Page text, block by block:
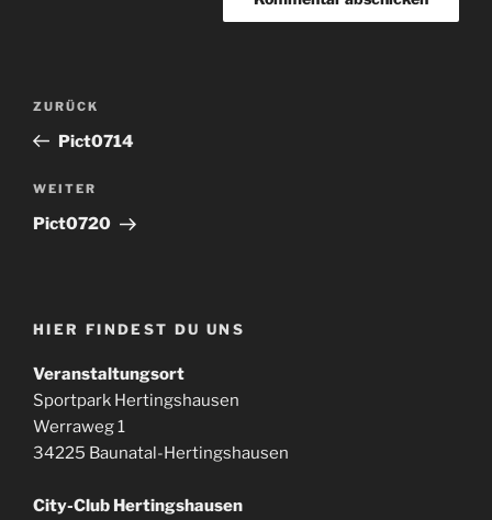
Beitragsnavigation
Vorheriger
Beitrag
ZURÜCK
Pict0714
Nächster
Beitrag
WEITER
Pict0720
HIER FINDEST DU UNS
Veranstaltungsort
Sportpark Hertingshausen
Werraweg 1
34225 Baunatal-Hertingshausen
City-Club Hertingshausen